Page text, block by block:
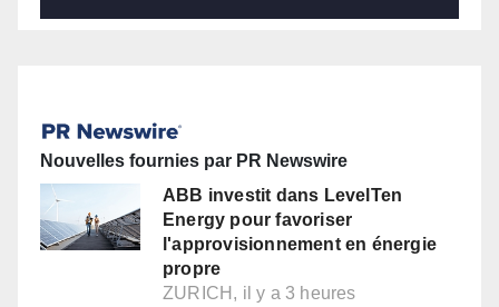
Nouvelles fournies par PR Newswire
ABB investit dans LevelTen
Energy pour favoriser
l'approvisionnement en énergie
propre
ZURICH, il y a 3 heures